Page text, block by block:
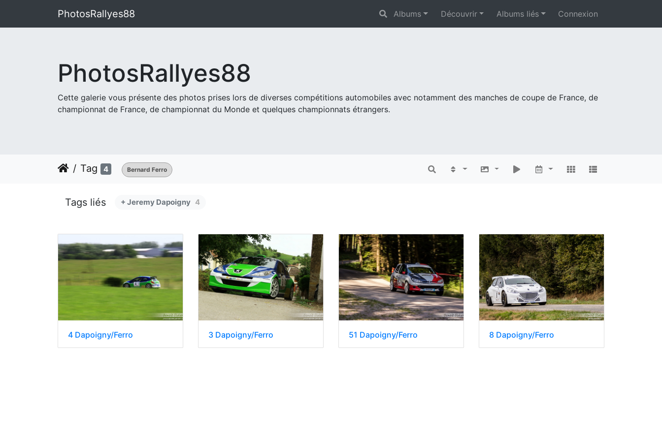
PhotosRallyes88 Albums Découvrir Albums liés Connexion
PhotosRallyes88
Cette galerie vous présente des photos prises lors de diverses compétitions automobiles avec notamment des manches de coupe de France, de
championnat de France, de championnat du Monde et quelques championnats étrangers.
Tag 4 Bernard Ferro
Tags liés + Jeremy Dapoigny 4
4 Dapoigny/Ferro 3 Dapoigny/Ferro 51 Dapoigny/Ferro 8 Dapoigny/Ferro